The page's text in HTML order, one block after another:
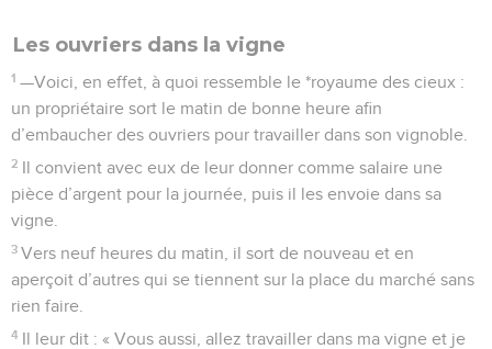
Les ouvriers dans la vigne
1 —Voici, en effet, à quoi ressemble le *royaume des cieux :
un propriétaire sort le matin de bonne heure afin
d’embaucher des ouvriers pour travailler dans son vignoble.
2 Il convient avec eux de leur donner comme salaire une
pièce d’argent pour la journée, puis il les envoie dans sa
vigne.
3 Vers neuf heures du matin, il sort de nouveau et en
aperçoit d’autres qui se tiennent sur la place du marché sans
rien faire.
4 Il leur dit : « Vous aussi, allez travailler dans ma vigne et je